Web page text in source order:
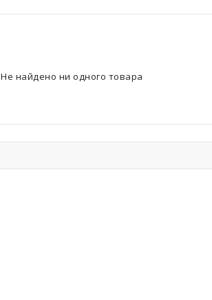
Не найдено ни одного товара